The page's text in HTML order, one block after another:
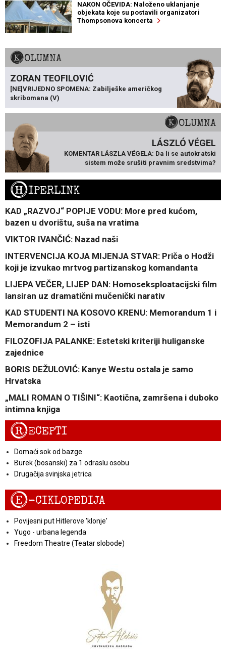
NAKON OČEVIDA: Naloženo uklanjanje
objekata koje su postavili organizatori
Thompsonova koncerta
KOLUMNA
ZORAN TEOFILOVIĆ
[NE]VRIJEDNO SPOMENA: Zabilješke američkog
skribomana (V)
KOLUMNA
LÁSZLÓ VÉGEL
KOMENTAR LÁSZLA VÉGELA: Da li se autokratski
sistem može srušiti pravnim sredstvima?
HIPERLINK
KAD „RAZVOJ“ POPIJE VODU: More pred kućom,
bazen u dvorištu, suša na vratima
VIKTOR IVANČIĆ: Nazad naši
INTERVENCIJA KOJA MIJENJA STVAR: Priča o Hodži
koji je izvukao mrtvog partizanskog komandanta
LIJEPA VEČER, LIJEP DAN: Homoseksploatacijski film
lansiran uz dramatični mučenički narativ
KAD STUDENTI NA KOSOVO KRENU: Memorandum 1 i
Memorandum 2 – isti
FILOZOFIJA PALANKE: Estetski kriteriji huliganske
zajednice
BORIS DEŽULOVIĆ: Kanye Westu ostala je samo
Hrvatska
„MALI ROMAN O TIŠINI“: Kaotična, zamršena i duboko
intimna knjiga
RECEPTI
Domaći sok od bazge
Burek (bosanski) za 1 odraslu osobu
Drugačija svinjska jetrica
E-CIKLOPEDIJA
Povijesni put Hitlerove 'klonje'
Yugo - urbana legenda
Freedom Theatre (Teatar slobode)